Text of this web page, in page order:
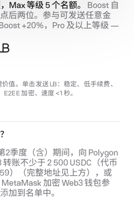
Max 等级 5 个名额。
Boost 自
后两位。参与可发送任意金
+20%，Pro 及以上等级 —
值。单击发送 LB ：稳定、低手续费、
E2EE 加密、速度 <1 秒。
2季度（含）期间，向 Polygon
转账不少于 2 500 USDC（代币
）（完整地址见上方），或
加密 Web3 钱包参
加到名单中。